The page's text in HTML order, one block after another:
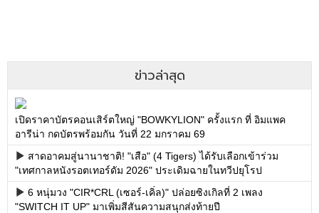
ข่าวล่าสุด
เปิดราคาบัตรคอนเสิร์ตใหญ่ "BOWKYLION" ครั้งแรก ที่ อิมแพค
อารีน่า กดบัตรพร้อมกัน วันที่ 22 มกราคม 69
สาดอาคมสู่นานาชาติ! "เสือ" (4 Tigers) ได้รับเลือกเข้าร่วม
"เทศกาลหนังรอตเทอร์ดัม 2026" ประเดิมฉายในทวีปยุโรป
6 หนุ่มวง "CIR*CRL (เซอร์-เคิ่ล)" ปล่อยซิงเกิลที่ 2 เพลง
"SWITCH IT UP" มาเพิ่มสีสันความสนุกส่งท้ายปี